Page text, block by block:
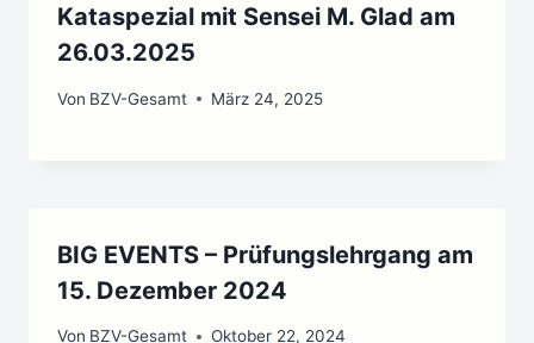
Kataspezial mit Sensei M. Glad am
26.03.2025
Von BZV-Gesamt März 24, 2025
BIG EVENTS – Prüfungslehrgang am
15. Dezember 2024
Von BZV-Gesamt Oktober 22, 2024